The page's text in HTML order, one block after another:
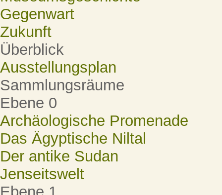
Gegenwart
Zukunft
Überblick
Ausstellungsplan
Sammlungsräume
Ebene 0
Archäologische Promenade
Das Ägyptische Niltal
Der antike Sudan
Jenseitswelt